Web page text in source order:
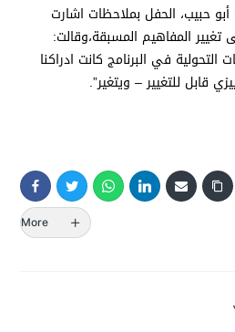
أبو حبيب، الحفل بملاحظات اشارت
تغيير المفاهيم المسبقة،وقالت:
التحولية في البرنامج كانت ادراكنا
قابل للتغيير – ويتغير”.
More